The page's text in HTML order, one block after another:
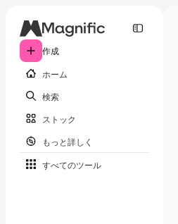
作成
ホーム
検索
ストック
もっと詳しく
すべてのツール